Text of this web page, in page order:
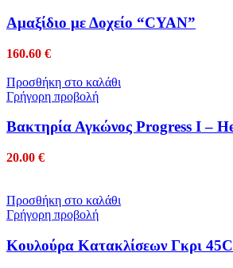
Αμαξίδιο με Δοχείο “CYAN”
160.60 €
Προσθήκη στο καλάθι
Γρήγορη προβολή
Βακτηρία Αγκώνος Progress I –
20.00 €
Προσθήκη στο καλάθι
Γρήγορη προβολή
Κουλούρα Κατακλίσεων Γκρι